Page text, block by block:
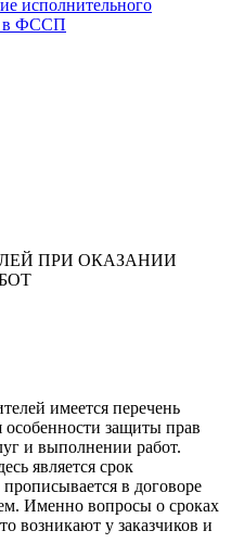
исполнительного
в ФССП
ПРИ ОКАЗАНИИ
имеется перечень
защиты прав
и выполнении работ.
является срок
в договоре
Именно вопросы о сроках
возникают у заказчиков и